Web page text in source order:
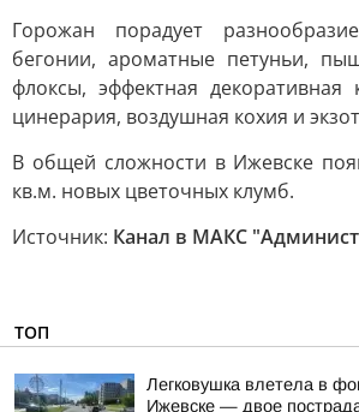
Горожан порадует
бегонии, ароматные петуньи,
флоксы, эффектная декоративная
цинерария, воздушная кохия и
В общей сложности в Ижевске
кв.м. новых цветочных клумб.
Источник: Канал в МАКС
ТОП
Легковушка влетела в
Ижевске — двое